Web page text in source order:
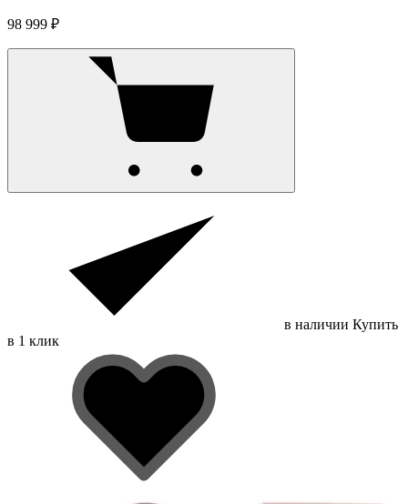
98 999 ₽
в наличии Купить
в 1 клик